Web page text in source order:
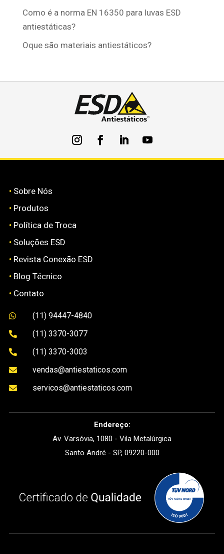
Como é a norma EN 16350 para luvas ESD
antiestáticas?
Oque são materiais antiestáticos?
• Sobre Nós
• Produtos
• Política de Troca
• Soluções ESD
• Revista Conexão ESD
• Blog Técnico
• Contato
 (11) 94447-4840
 (11) 3370-3077
 (11) 3370-3003
 vendas@antiestaticos.com
 servicos@antiestaticos.com
Endereço:
Av. Varsóvia, 1080 - Vila Metalúrgica
Santo André - SP, 09220-000